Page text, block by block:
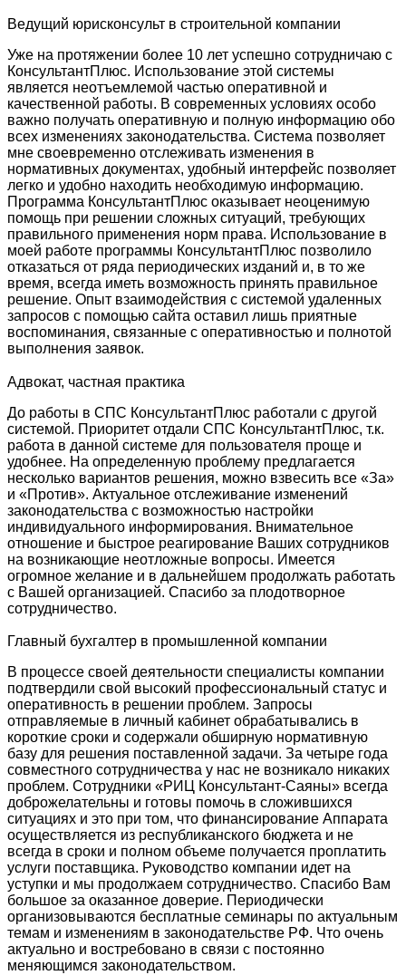
Ведущий юрисконсульт в строительной компании
Уже на протяжении более 10 лет успешно сотрудничаю с
КонсультантПлюс. Использование этой системы
является неотъемлемой частью оперативной и
качественной работы. В современных условиях особо
важно получать оперативную и полную информацию обо
всех изменениях законодательства. Система позволяет
мне своевременно отслеживать изменения в
нормативных документах, удобный интерфейс позволяет
легко и удобно находить необходимую информацию.
Программа КонсультантПлюс оказывает неоценимую
помощь при решении сложных ситуаций, требующих
правильного применения норм права. Использование в
моей работе программы КонсультантПлюс позволило
отказаться от ряда периодических изданий и, в то же
время, всегда иметь возможность принять правильное
решение. Опыт взаимодействия с системой удаленных
запросов с помощью сайта оставил лишь приятные
воспоминания, связанные с оперативностью и полнотой
выполнения заявок.
Адвокат, частная практика
До работы в СПС КонсультантПлюс работали с другой
системой. Приоритет отдали СПС КонсультантПлюс, т.к.
работа в данной системе для пользователя проще и
удобнее. На определенную проблему предлагается
несколько вариантов решения, можно взвесить все «За»
и «Против». Актуальное отслеживание изменений
законодательства с возможностью настройки
индивидуального информирования. Внимательное
отношение и быстрое реагирование Ваших сотрудников
на возникающие неотложные вопросы. Имеется
огромное желание и в дальнейшем продолжать работать
с Вашей организацией. Спасибо за плодотворное
сотрудничество.
Главный бухгалтер в промышленной компании
В процессе своей деятельности специалисты компании
подтвердили свой высокий профессиональный статус и
оперативность в решении проблем. Запросы
отправляемые в личный кабинет обрабатывались в
короткие сроки и содержали обширную нормативную
базу для решения поставленной задачи. За четыре года
совместного сотрудничества у нас не возникало никаких
проблем. Сотрудники «РИЦ Консультант-Саяны» всегда
доброжелательны и готовы помочь в сложившихся
ситуациях и это при том, что финансирование Аппарата
осуществляется из республиканского бюджета и не
всегда в сроки и полном объеме получается проплатить
услуги поставщика. Руководство компании идет на
уступки и мы продолжаем сотрудничество. Спасибо Вам
большое за оказанное доверие. Периодически
организовываются бесплатные семинары по актуальным
темам и изменениям в законодательстве РФ. Что очень
актуально и востребовано в связи с постоянно
меняющимся законодательством.